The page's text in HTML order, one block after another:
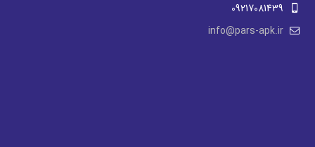
09217081439
info@pars-apk.ir